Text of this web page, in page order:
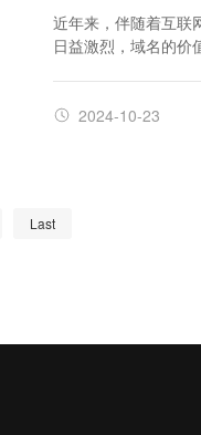
近年来，伴随着互联
日益激烈，域名的价
2024-10-23
Last